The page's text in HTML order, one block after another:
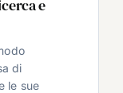
e
di
le sue